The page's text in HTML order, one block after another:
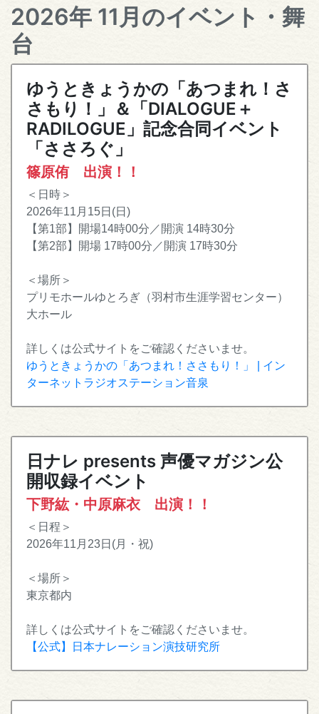
2026年 11月のイベント・舞
台
ゆうときょうかの「あつまれ！さ
さもり！」＆「DIALOGUE＋
RADILOGUE」記念合同イベント
「ささろぐ」
篠原侑 出演！！
＜日時＞
2026年11月15日(日)
【第1部】開場14時00分／開演 14時30分
【第2部】開場 17時00分／開演 17時30分
＜場所＞
プリモホールゆとろぎ（羽村市生涯学習センター）
大ホール
詳しくは公式サイトをご確認くださいませ。
ゆうときょうかの「あつまれ！ささもり！」 | イン
ターネットラジオステーション音泉
日ナレ presents 声優マガジン公
開収録イベント
下野紘・中原麻衣 出演！！
＜日程＞
2026年11月23日(月・祝)
＜場所＞
東京都内
詳しくは公式サイトをご確認くださいませ。
【公式】日本ナレーション演技研究所